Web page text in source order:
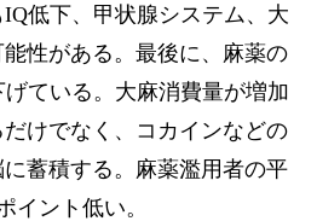
低下、甲状腺システム、大
性がある。最後に、麻薬の
ている。大麻消費量が増加
けでなく、コカインなどの
蓄積する。麻薬濫用者の平
イント低い。